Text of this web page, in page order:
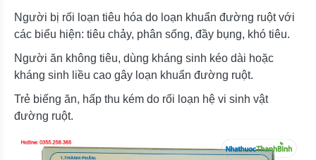
Người bị rối loạn tiêu hóa do loạn khuẩn đường ruột với
các biểu hiện: tiêu chảy, phân sống, đầy bụng, khó tiêu.
Người ăn không tiêu, dùng kháng sinh kéo dài hoặc
kháng sinh liều cao gây loạn khuẩn đường ruột.
Trẻ biếng ăn, hấp thu kém do rối loạn hệ vi sinh vật
đường ruột.